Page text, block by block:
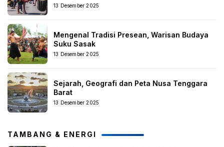
13 Desember 2025
Mengenal Tradisi Presean, Warisan Budaya
Suku Sasak
13 Desember 2025
Sejarah, Geografi dan Peta Nusa Tenggara
Barat
13 Desember 2025
TAMBANG & ENERGI